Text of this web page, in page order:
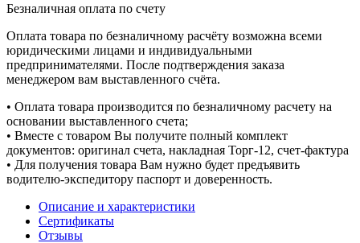
Безналичная оплата по счету
Оплата товара по безналичному расчёту возможна всеми
юридическими лицами и индивидуальными
предпринимателями. После подтверждения заказа
менеджером вам выставленного счёта.
• Оплата товара производится по безналичному расчету на
основании выставленного счета;
• Вместе с товаром Вы получите полный комплект
документов: оригинал счета, накладная Торг-12, счет-фактура
• Для получения товара Вам нужно будет предъявить
водителю-экспедитору паспорт и доверенность.
Описание и характеристики
Сертификаты
Отзывы